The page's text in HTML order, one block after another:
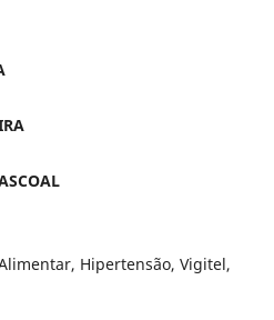
Hipertensão, Vigitel,